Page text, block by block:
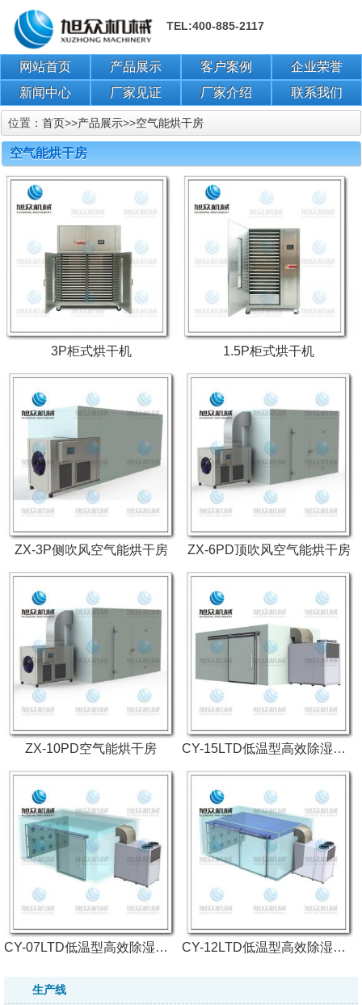
TEL:400-885-2117
网站首页 产品展示 客户案例
企业荣誉
新闻中心
厂家见证 厂家介绍 联系我们
位置： 首页>>产品展示>>空气能烘干房
空气能烘干房
3P柜式烘干机 1.5P柜式烘干机
ZX-3P侧吹风空气能烘干房 ZX-6PD顶吹风空气能烘干房
ZX-10PD空气能烘干房 CY-15LTD低温型高效除湿烘干房
CY-07LTD低温型高效除湿烘干房 CY-12LTD低温型高效除湿烘干房
生产线